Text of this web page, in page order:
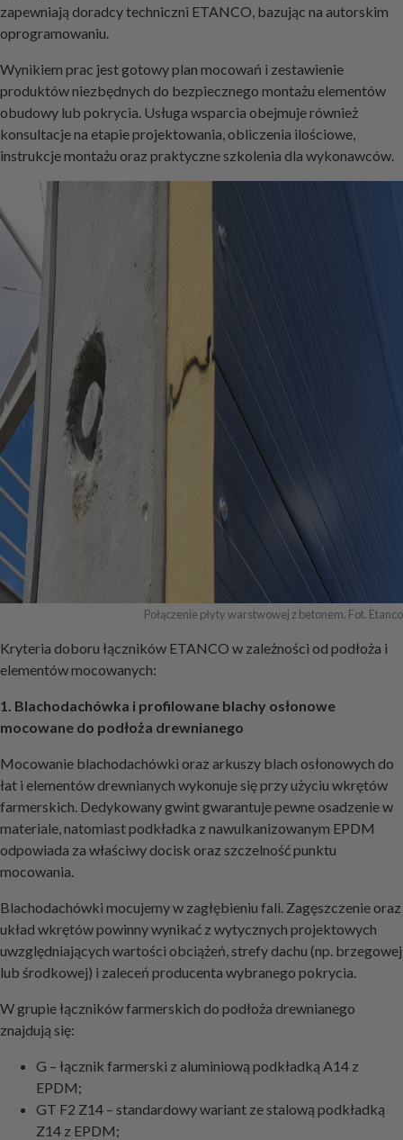
zapewniają doradcy techniczni ETANCO, bazując na autorskim
oprogramowaniu.
Wynikiem prac jest gotowy plan mocowań i zestawienie
produktów niezbędnych do bezpiecznego montażu elementów
obudowy lub pokrycia. Usługa wsparcia obejmuje również
konsultacje na etapie projektowania, obliczenia ilościowe,
instrukcje montażu oraz praktyczne szkolenia dla wykonawców.
Połączenie płyty warstwowej z betonem. Fot. Etanco
Kryteria doboru łączników ETANCO w zależności od podłoża i
elementów mocowanych:
1. Blachodachówka i profilowane blachy osłonowe
mocowane do podłoża drewnianego
Mocowanie blachodachówki oraz arkuszy blach osłonowych do
łat i elementów drewnianych wykonuje się przy użyciu wkrętów
farmerskich. Dedykowany gwint gwarantuje pewne osadzenie w
materiale, natomiast podkładka z nawulkanizowanym EPDM
odpowiada za właściwy docisk oraz szczelność punktu
mocowania.
Blachodachówki mocujemy w zagłębieniu fali. Zagęszczenie oraz
układ wkrętów powinny wynikać z wytycznych projektowych
uwzględniających wartości obciążeń, strefy dachu (np. brzegowej
lub środkowej) i zaleceń producenta wybranego pokrycia.
W grupie łączników farmerskich do podłoża drewnianego
znajdują się:
G – łącznik farmerski z aluminiową podkładką A14 z
EPDM;
GT F2 Z14 – standardowy wariant ze stalową podkładką
Z14 z EPDM;